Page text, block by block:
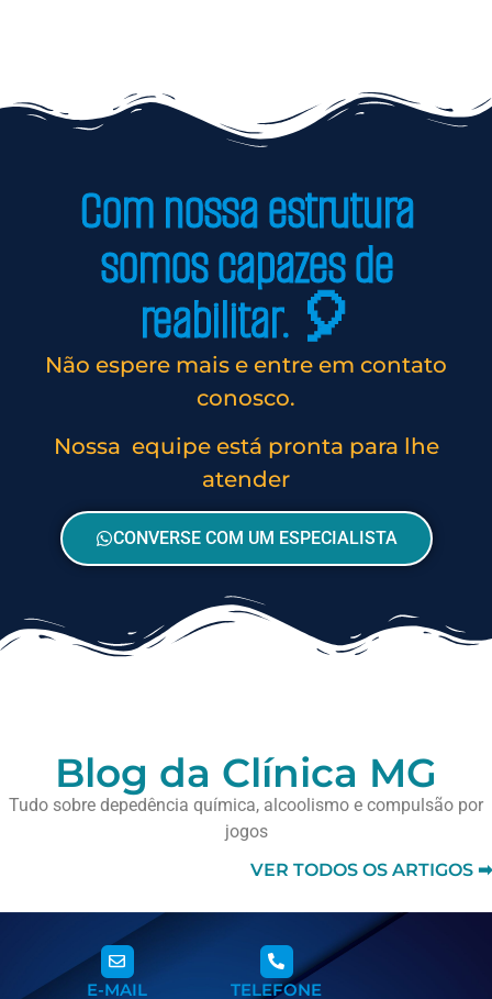
Com nossa estrutura
somos capazes de
reabilitar. 🎈
Não espere mais e entre em contato
conosco.
Nossa equipe está pronta para lhe
atender
CONVERSE COM UM ESPECIALISTA
Blog da Clínica MG
Tudo sobre depedência química, alcoolismo e compulsão por
jogos
VER TODOS OS ARTIGOS ➡
E-MAIL TELEFONE